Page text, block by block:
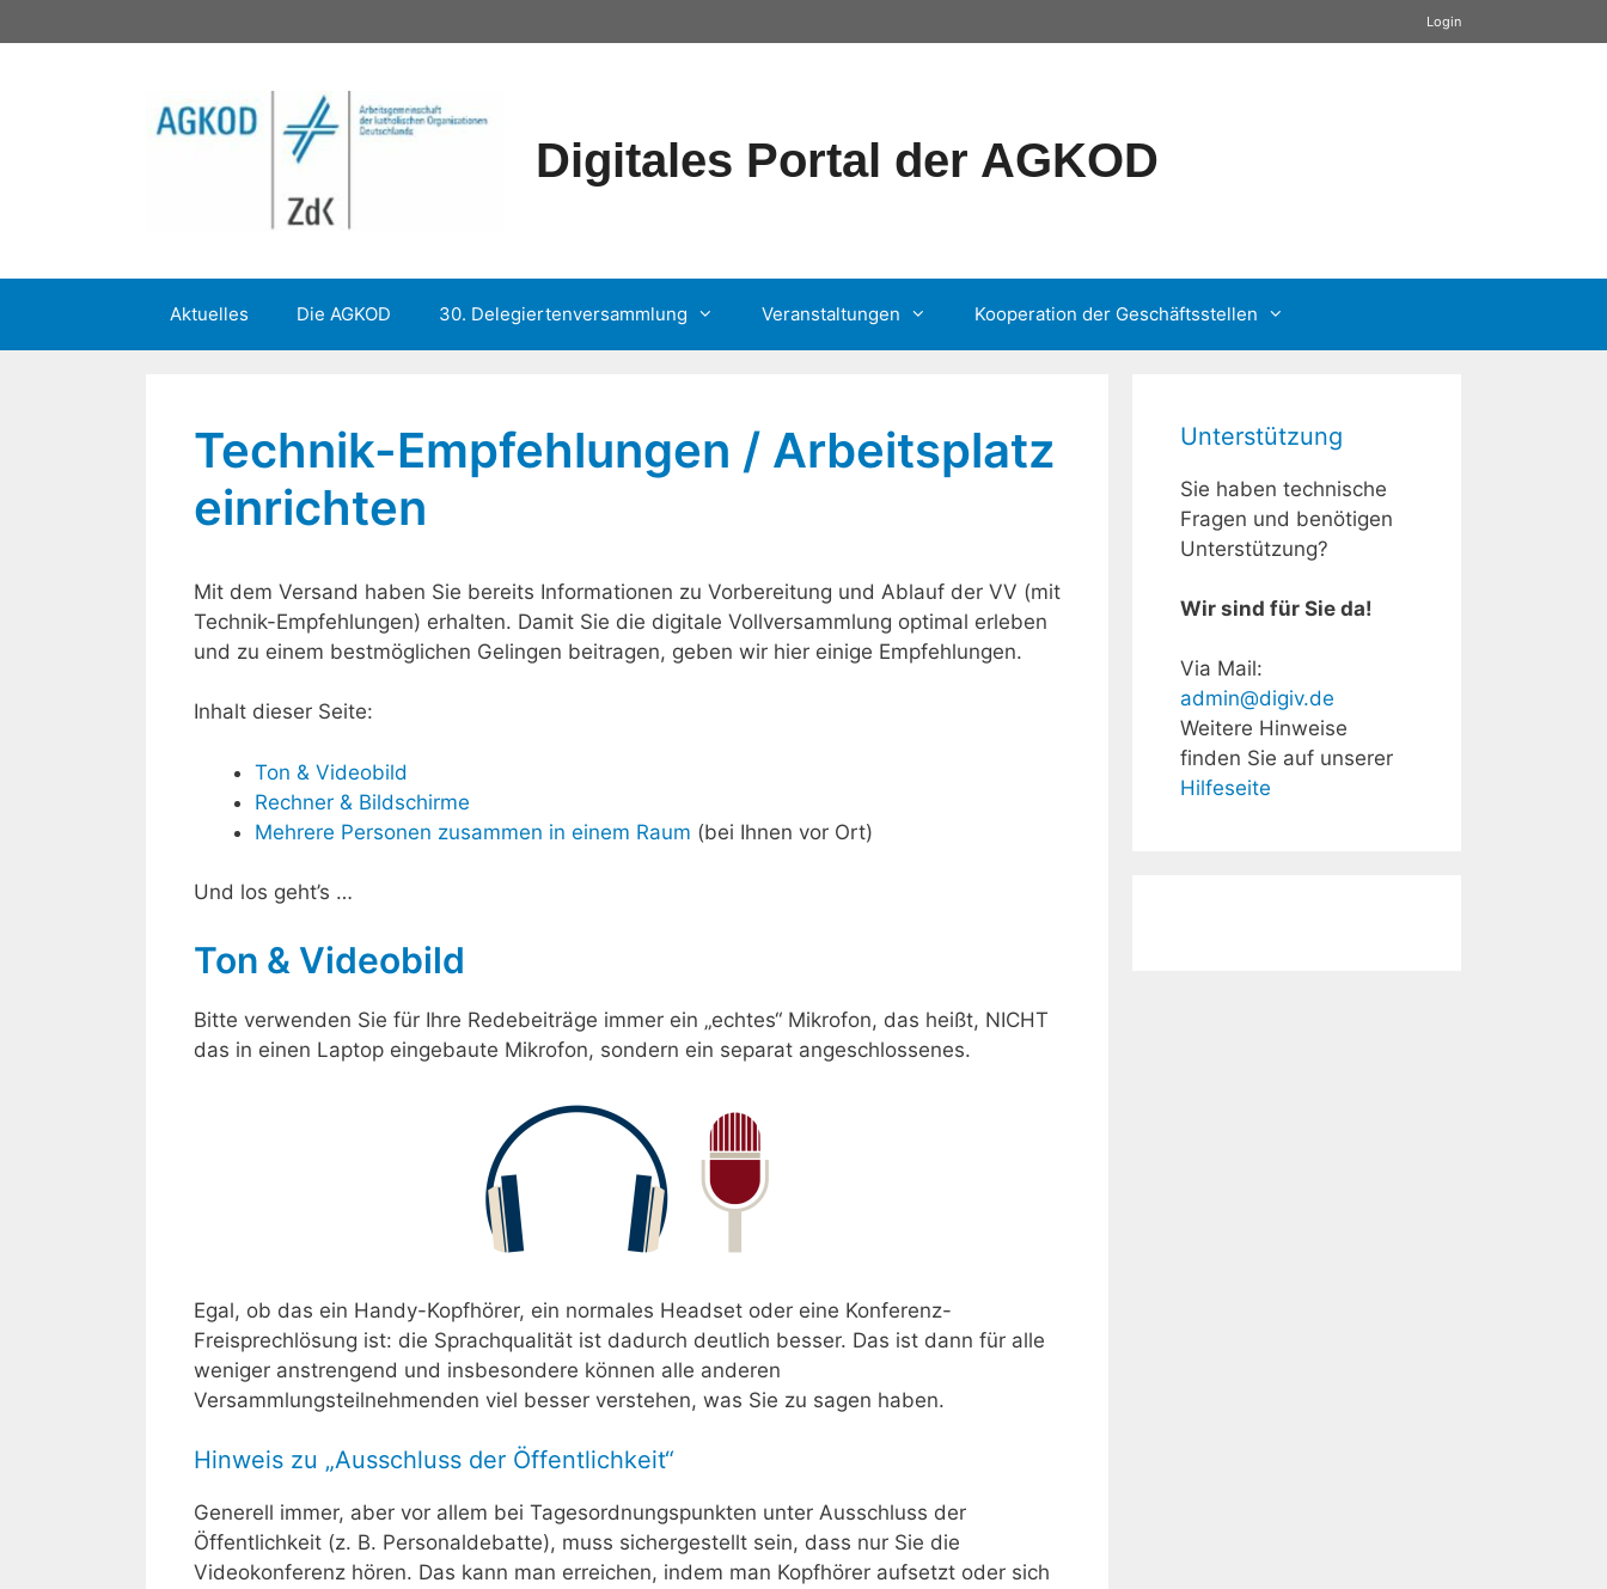
Inhalt
Login
Digitales Portal der AGKOD
Aktuelles Die AGKOD 30. Delegiertenversammlung Veranstaltungen Kooperation der Geschäftsstellen
Technik-Empfehlungen / Arbeitsplatz
einrichten
Mit dem Versand haben Sie bereits Informationen zu Vorbereitung und Ablauf der VV (mit
Technik-Empfehlungen) erhalten. Damit Sie die digitale Vollversammlung optimal erleben
und zu einem bestmöglichen Gelingen beitragen, geben wir hier einige Empfehlungen.
Inhalt dieser Seite:
Ton & Videobild
Rechner & Bildschirme
Mehrere Personen zusammen in einem Raum (bei Ihnen vor Ort)
Und los geht’s …
Ton & Videobild
Bitte verwenden Sie für Ihre Redebeiträge immer ein „echtes“ Mikrofon, das heißt, NICHT
das in einen Laptop eingebaute Mikrofon, sondern ein separat angeschlossenes.
Egal, ob das ein Handy-Kopfhörer, ein normales Headset oder eine Konferenz-
Freisprechlösung ist: die Sprachqualität ist dadurch deutlich besser. Das ist dann für alle
weniger anstrengend und insbesondere können alle anderen
Versammlungsteilnehmenden viel besser verstehen, was Sie zu sagen haben.
Hinweis zu „Ausschluss der Öffentlichkeit“
Generell immer, aber vor allem bei Tagesordnungspunkten unter Ausschluss der
Öffentlichkeit (z. B. Personaldebatte), muss sichergestellt sein, dass nur Sie die
Videokonferenz hören. Das kann man erreichen, indem man Kopfhörer aufsetzt oder sich
Unterstützung
Sie haben technische
Fragen und benötigen
Unterstützung?
Wir sind für Sie da!
Via Mail:
admin@digiv.de
Weitere Hinweise
finden Sie auf unserer
Hilfeseite